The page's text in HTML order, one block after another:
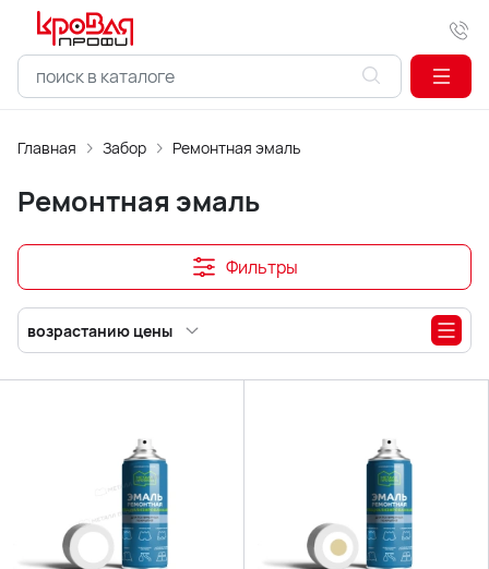
Главная Забор Ремонтная эмаль
Ремонтная эмаль
Фильтры
возрастанию цены